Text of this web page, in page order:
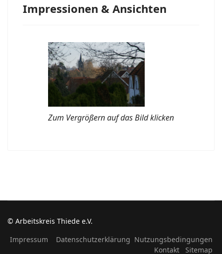
Impressionen & Ansichten
Zum Vergrößern auf das Bild klicken
© Arbeitskreis Thiede e.V.
Impressum
Datenschutzerklärung Nutzungsbedingungen
Kontakt
Sitemap